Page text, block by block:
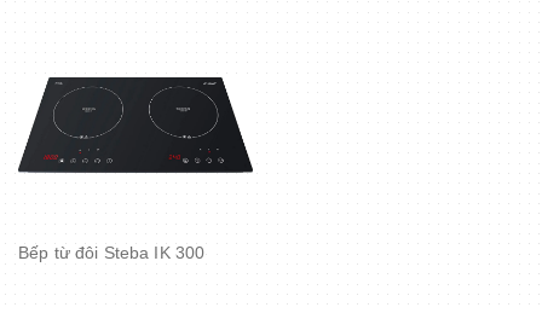
Bếp từ đôi Steba IK 300